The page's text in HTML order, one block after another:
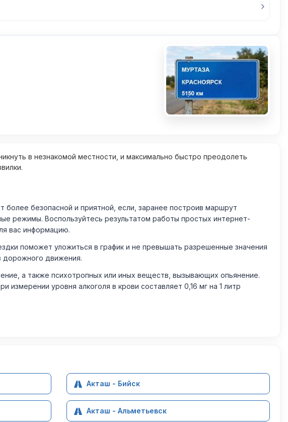
в незнакомой местности, и максимально быстро преодолеть
безопасной и приятной, если, заранее построив маршрут
режимы. Воспользуйтесь результатом работы простых интернет-
вас информацию.
поможет уложиться в график и не превышать разрешенные значения
дорожного движения.
а также психотропных или иных веществ, вызывающих опьянение.
уровня алкоголя в крови составляет 0,16 мг на 1 литр
Акташ - Бийск
Акташ - Альметьевск